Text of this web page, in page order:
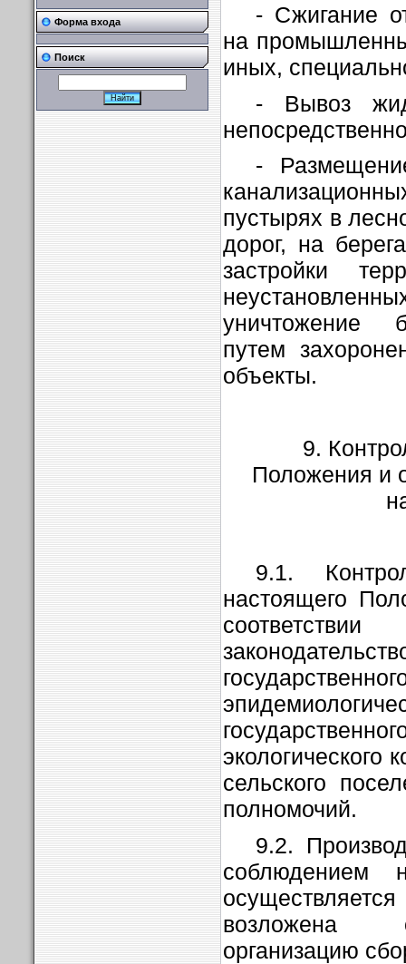
Форма входа
Поиск
- Сжигание
на
иных,
- Вывоз
-
пустырях в
дорог, на
застройки
уничтожение
путем
объекты.
9.
Положения и
9.1.
настоящего
экологического
сельского
полномочий.
9.2.
соблюдением
возложена
организацию